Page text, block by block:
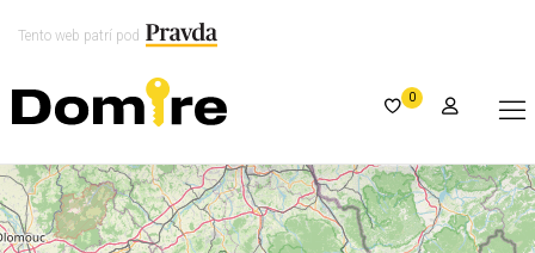
Tento web patrí pod
0